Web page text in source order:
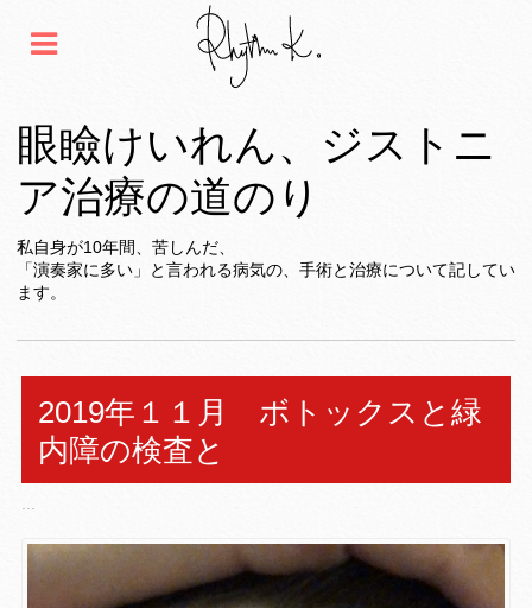
眼瞼けいれん、ジストニ
ア治療の道のり
私自身が10年間、苦しんだ、
「演奏家に多い」と言われる病気の、手術と治療について記してい
ます。
2019年１１月 ボトックスと緑
内障の検査と